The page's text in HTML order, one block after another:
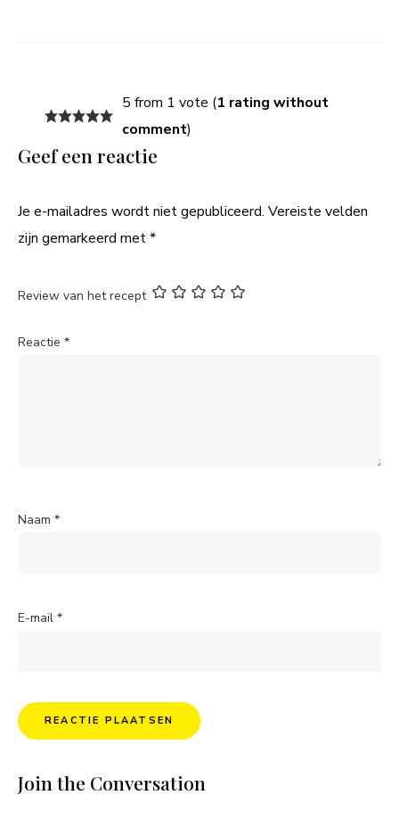
5 from 1 vote (1 rating without
comment)
Geef een reactie
Je e-mailadres wordt niet gepubliceerd. Vereiste velden
zijn gemarkeerd met*
Review van het recept
Reactie *
Naam *
E-mail *
Join the Conversation